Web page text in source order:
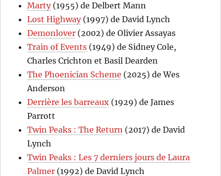
Marty(1955) de Delbert Mann
Lost Highway(1997) de David Lynch
Demonlover (2002) de Olivier Assayas
Train of Events (1949) de Sidney Cole,
Charles Crichton et Basil Dearden
The Phoenician Scheme (2025) de Wes
Anderson
Derrière les barreaux (1929) de James
Parrott
Twin Peaks : The Return (2017) de David
Lynch
Twin Peaks : Les 7 derniers jours de Laura
Palmer (1992) de David Lynch